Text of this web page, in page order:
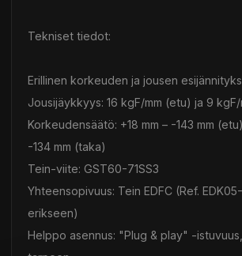
Tekniset tiedot:
Erillinen korkeuden ja jousen
Jousijäykkyys: 16 kgF/mm (etu) ja 9 kgF/
Korkeudensäätö: +18 mm – -143 mm
-134 mm (taka)
Tein-viite: GST60-71SS3
Yhteensopivuus: Tein EDFC (Ref.
erikseen)
Helppo asennus: "Plug & play" -